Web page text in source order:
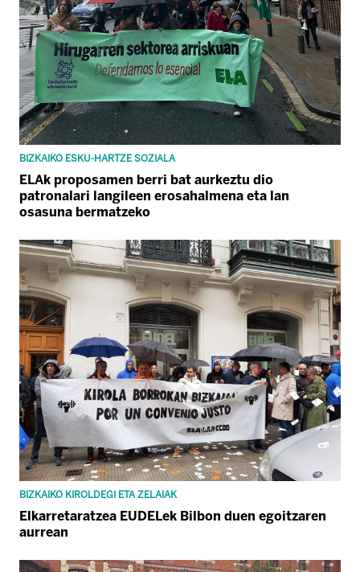
BIZKAIKO ESKU-HARTZE SOZIALA
ELAk proposamen berri bat aurkeztu dio
patronalari langileen erosahalmena eta lan
osasuna bermatzeko
BIZKAIKO KIROLDEGI ETA ZELAIAK
Elkarretaratzea EUDELek Bilbon duen egoitzaren
aurrean